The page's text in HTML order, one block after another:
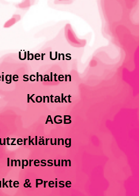
Über Uns
schalten
Kontakt
AGB
Impressum
& Preise